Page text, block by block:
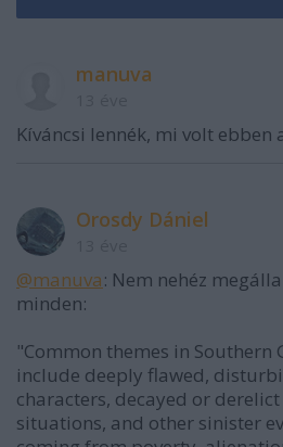
manuva
Kíváncsi lennék, mi volt ebben
Orosdy Dániel
@manuva: Nem nehéz
minden:
"Common themes in Southern
include deeply flawed,
characters, decayed or
situations, and other sinister